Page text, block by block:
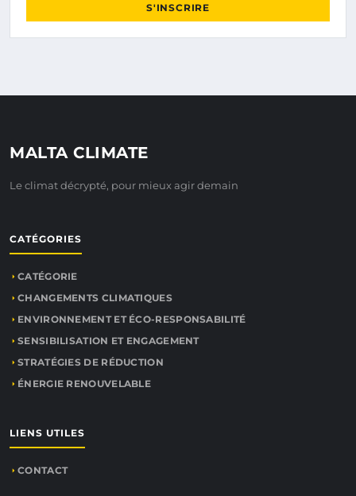
S'INSCRIRE
MALTA CLIMATE
Le climat décrypté, pour mieux agir demain
CATÉGORIES
CATÉGORIE
CHANGEMENTS CLIMATIQUES
ENVIRONNEMENT ET ÉCO-RESPONSABILITÉ
SENSIBILISATION ET ENGAGEMENT
STRATÉGIES DE RÉDUCTION
ÉNERGIE RENOUVELABLE
LIENS UTILES
CONTACT